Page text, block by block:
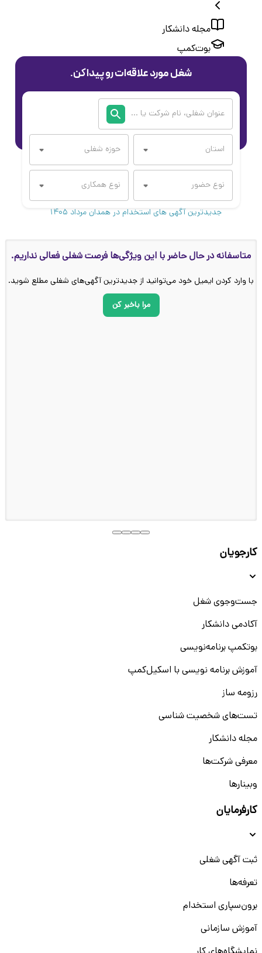
مجله دانشکار
بوت‌کمپ
شغل مورد علاقه‌ات رو پیدا کن.
جدیدترین آگهی های استخدام در همدان مرداد ۱۴۰۵
متاسفانه در حال حاضر با این ویژگی‌ها فرصت شغلی فعالی نداریم.
با وارد کردن ایمیل خود می‌توانید از جدیدترین آگهی‌های شغلی مطلع شوید.
مرا باخبر کن
کارجویان
جست‌و‌جوی شغل
آکادمی دانشکار
بوتکمپ برنامه‌نویسی
آموزش برنامه نویسی با اسکیل‌کمپ
رزومه ساز
تست‌های شخصیت شناسی
مجله دانشکار
معرفی شرکت‌ها
وبینار‌‌ها
کارفرمایان
ثبت آگهی شغلی
تعرفه‌ها
برون‌سپاری استخدام
آموزش سازمانی